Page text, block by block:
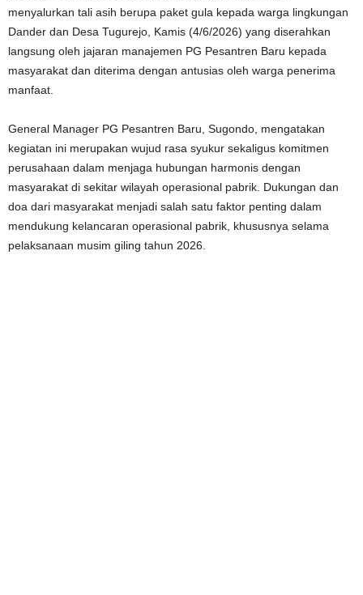
menyalurkan tali asih berupa paket gula kepada warga lingkungan
Dander dan Desa Tugurejo, Kamis (4/6/2026) yang diserahkan
langsung oleh jajaran manajemen PG Pesantren Baru kepada
masyarakat dan diterima dengan antusias oleh warga penerima
manfaat.
General Manager PG Pesantren Baru, Sugondo, mengatakan
kegiatan ini merupakan wujud rasa syukur sekaligus komitmen
perusahaan dalam menjaga hubungan harmonis dengan
masyarakat di sekitar wilayah operasional pabrik. Dukungan dan
doa dari masyarakat menjadi salah satu faktor penting dalam
mendukung kelancaran operasional pabrik, khususnya selama
pelaksanaan musim giling tahun 2026.